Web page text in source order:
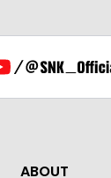
ABOUT